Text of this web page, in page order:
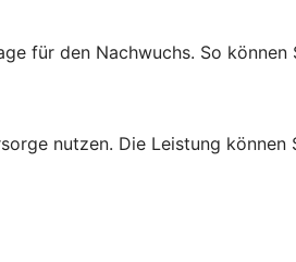
für den Nachwuchs. So
nutzen. Die Leistung